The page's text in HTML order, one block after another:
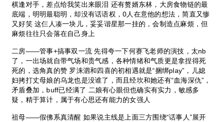
棋逢对手，差点给我笑出来眼泪 还有赘婿东林，大房食物链的最
底端，明明最聪明，却没有话语权，0人在意他的想法，简直又惨
又好笑 这仨人凑一块儿，妥妥谐星那一挂的，会制造点麻烦，但
麻烦往往只会落在自己身上
二房——管事+搞事双一流 先得夸一下何赛飞老师的演技，太nb
了，一出场就自带气场和贵气感，各种情绪和气质更是拿捏得死
死的，选角真的赞 罗洙泗和四喜的初相遇就是“捆绑play”，儿媳
妇拷打丈母娘的乌龙也是没谁了，而且经坎和她还有“血海深仇”，
矛盾叠加，buff已经满了 二娘有心眼但也确实有实力，敏感多
疑，精于算计，属于有心思还有能力的女强人
祖母——假佛系真清醒 如果说主线是上面三方围绕“话事人”展开